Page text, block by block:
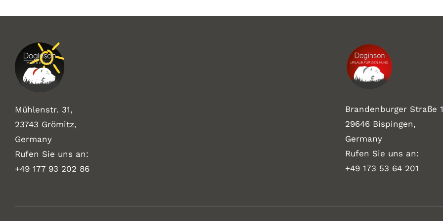
Mühlenstr. 31,
23743 Grömitz,
Germany
Rufen Sie uns an:
+49 177 93 202 86
Brandenburger Straße
29646 Bispingen,
Germany
Rufen Sie uns an:
+49 173 53 64 201